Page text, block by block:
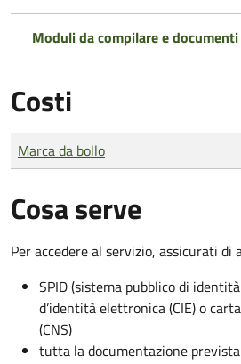
Moduli da compilare e
Costi
Tipo di pagamento
Importo
Marca da bollo
Cosa serve
Per accedere al servizio, assicurati di
SPID (sistema pubblico di
d’identità elettronica (CIE) o
(CNS)
tutta la documentazione